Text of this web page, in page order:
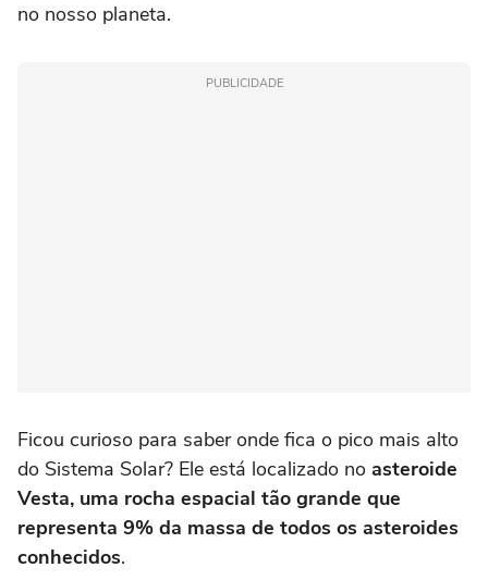
no nosso planeta.
PUBLICIDADE
Ficou curioso para saber onde fica o pico mais alto
do Sistema Solar? Ele está localizado no asteroide
Vesta, uma rocha espacial tão grande que
representa 9% da massa de todos os asteroides
conhecidos.